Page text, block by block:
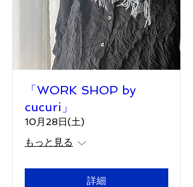
「WORK SHOP by
cucuri」
10月28日(土)
もっと見る
詳細